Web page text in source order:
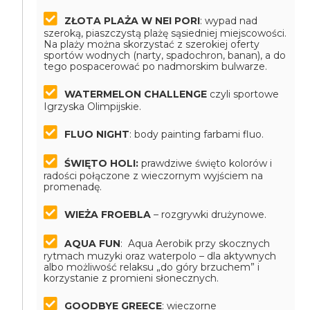
ZŁOTA PLAŻA W NEI PORI: wypad nad
szeroką, piaszczystą plażę sąsiedniej miejscowości.
Na plaży można skorzystać z szerokiej oferty
sportów wodnych (narty, spadochron, banan), a do
tego pospacerować po nadmorskim bulwarze.
WATERMELON CHALLENGE czyli sportowe
Igrzyska Olimpijskie.
FLUO NIGHT: body painting farbami fluo.
ŚWIĘTO HOLI: prawdziwe święto kolorów i
radości połączone z wieczornym wyjściem na
promenadę.
WIEŻA FROEBLA – rozgrywki drużynowe.
AQUA FUN: Aqua Aerobik przy skocznych
rytmach muzyki oraz waterpolo – dla aktywnych
albo możliwość relaksu „do góry brzuchem” i
korzystanie z promieni słonecznych.
GOODBYE GREECE: wieczorne